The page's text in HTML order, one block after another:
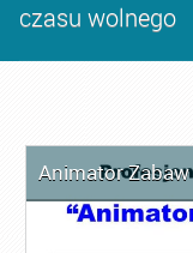
czasu wolnego
Animator